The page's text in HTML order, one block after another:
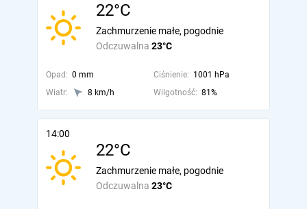
22°C
Odczuwalna 23°C
Zachmurzenie małe, pogodnie
Opad: 0 mm Ciśnienie: 1001 hPa
Wiatr:
8 km/h Wilgotność: 81%
14:00
22°C
Odczuwalna 23°C
Zachmurzenie małe, pogodnie